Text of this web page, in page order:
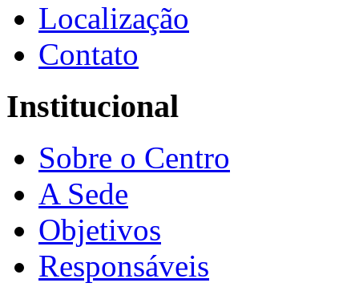
Localização
Contato
Institucional
Sobre o Centro
A Sede
Objetivos
Responsáveis